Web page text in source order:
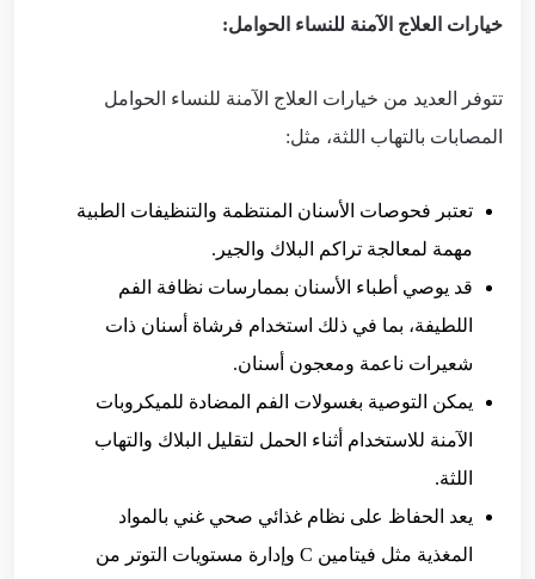
خيارات العلاج الآمنة للنساء الحوامل:
تتوفر العديد من خيارات العلاج الآمنة للنساء الحوامل
المصابات بالتهاب اللثة، مثل:
تعتبر فحوصات الأسنان المنتظمة والتنظيفات الطبية
مهمة لمعالجة تراكم البلاك والجير.
قد يوصي أطباء الأسنان بممارسات نظافة الفم
اللطيفة، بما في ذلك استخدام فرشاة أسنان ذات
شعيرات ناعمة ومعجون أسنان.
يمكن التوصية بغسولات الفم المضادة للميكروبات
الآمنة للاستخدام أثناء الحمل لتقليل البلاك والتهاب
اللثة.
يعد الحفاظ على نظام غذائي صحي غني بالمواد
المغذية مثل فيتامين C وإدارة مستويات التوتر من